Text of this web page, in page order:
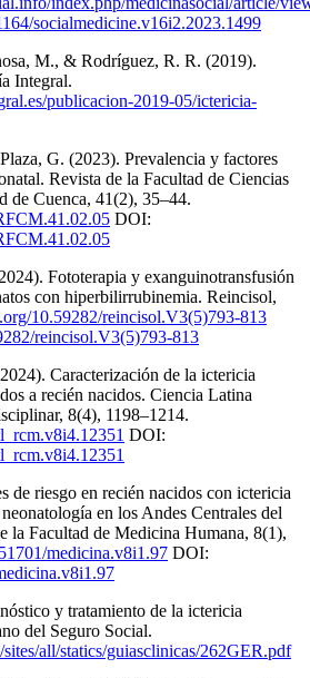
socialmedicine.v16i2.2023.1499
M., & Rodríguez, R. R. (2019).
Integral.
publicacion-2019-05/ictericia-
G. (2023). Prevalencia y factores
Revista de la Facultad de Ciencias
de Cuenca, 41(2), 35–44.
DOI:
Fototerapia y exanguinotransfusión
con hiperbilirrubinemia. Reincisol,
10.59282/reincisol.V3(5)793-813
reincisol.V3(5)793-813
Caracterización de la ictericia
a recién nacidos. Ciencia Latina
8(4), 1198–1214.
DOI:
de riesgo en recién nacidos con ictericia
en los Andes Centrales del
la Facultad de Medicina Humana, 8(1),
medicina.v8i1.97 DOI:
y tratamiento de la ictericia
del Seguro Social.
all/statics/guiasclinicas/262GER.pdf